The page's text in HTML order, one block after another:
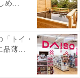
め...
「トイ・
薄...